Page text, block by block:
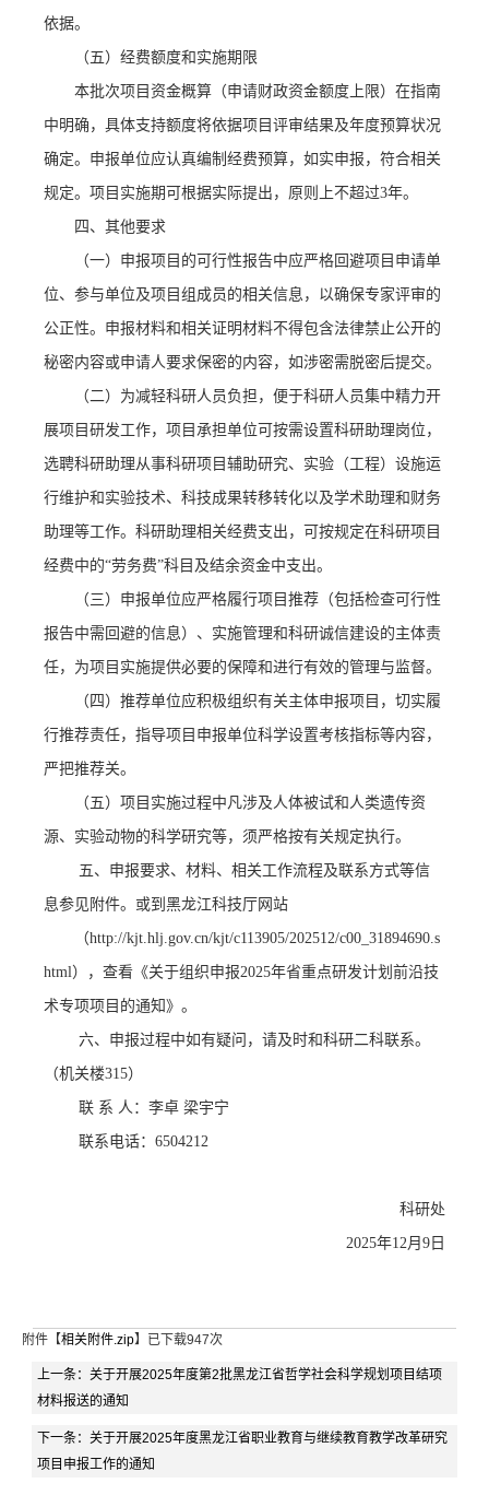
依据。
（五）经费额度和实施期限
本批次项目资金概算（申请财政资金额度上限）在指南
中明确，具体支持额度将依据项目评审结果及年度预算状况
确定。申报单位应认真编制经费预算，如实申报，符合相关
规定。项目实施期可根据实际提出，原则上不超过3年。
四 、其他要求
（一）申报项目的可行性报告中应严格回避项目申请单
位、参与单位及项目组成员的相关信息，以确保专家评审的
公正性。申报材料和相关证明材料不得包含法律禁止公开的
秘密内容或申请人要求保密的内容，如涉密需脱密后提交。
（二）为减轻科研人员负担，便于科研人员集中精力开
展项目研发工作，项目承担单位可按需设置科研助理岗位，
选聘科研助理从事科研项目辅助研究、实验（工程）设施运
行维护和实验技术、科技成果转移转化以及学术助理和财务
助理等工作。科研助理相关经费支出，可按规定在科研项目
经费中的“劳务费”科目及结余资金中支出。
（三）申报单位应严格履行项目推荐（包括检查可行性
报告中需回避的信息）、实施管理和科研诚信建设的主体责
任，为项目实施提供必要的保障和进行有效的管理与监督。
（四）推荐单位应积极组织有关主体申报项目，切实履
行推荐责任，指导项目申报单位科学设置考核指标等内容，
严把推荐关。
（五）项目实施过程中凡涉及人体被试和人类遗传资
源、实验动物的科学研究等，须严格按有关规定执行。
五、申报要求、材料、相关工作流程及联系方式等信
息参见附件。或到黑龙江科技厅 网站
（http://kjt.hlj.gov.cn/kjt/c113905/202512/c00_31894690.s
html），查看《关于组织申报2025年省重点研发计划前沿技
术专项项目的通知》。
六、申报过程中如有疑问，请及时和科研二科联系。
（机关楼315）
联 系 人：李卓 梁宇宁
联系电话：6504212
科研处
2025年12月 9日
附件【相关附件.zip】已下载947次
上一条： 关于开展2025年度第2批黑龙江省哲学社会科学规划项目结项
材料报送的通知
下一条： 关于开展2025年度黑龙江省职业教育与继续教育教学改革研究
项目申报工作的通知